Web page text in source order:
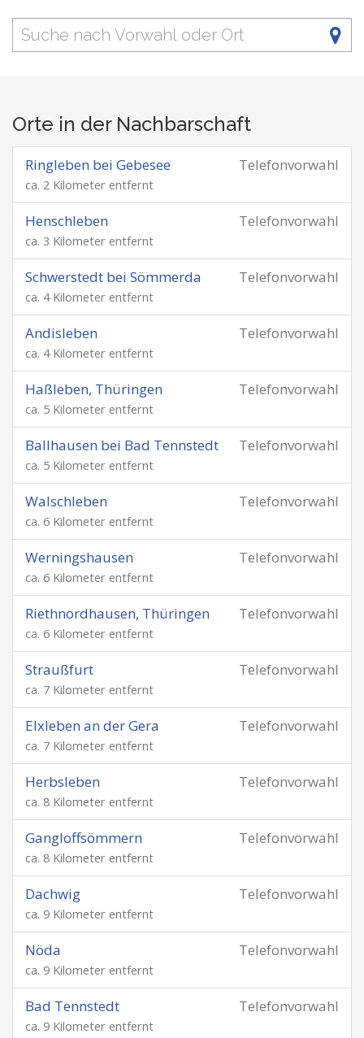
Orte in der Nachbarschaft
Telefonvorwahl
Ringleben bei Gebesee
ca. 2 Kilometer entfernt
Telefonvorwahl
Henschleben
ca. 3 Kilometer entfernt
Telefonvorwahl
Schwerstedt bei Sömmerda
ca. 4 Kilometer entfernt
Telefonvorwahl
Andisleben
ca. 4 Kilometer entfernt
Telefonvorwahl
Haßleben, Thüringen
ca. 5 Kilometer entfernt
Telefonvorwahl
Ballhausen bei Bad Tennstedt
ca. 5 Kilometer entfernt
Telefonvorwahl
Walschleben
ca. 6 Kilometer entfernt
Telefonvorwahl
Werningshausen
ca. 6 Kilometer entfernt
Telefonvorwahl
Riethnordhausen, Thüringen
ca. 6 Kilometer entfernt
Telefonvorwahl
Straußfurt
ca. 7 Kilometer entfernt
Telefonvorwahl
Elxleben an der Gera
ca. 7 Kilometer entfernt
Telefonvorwahl
Herbsleben
ca. 8 Kilometer entfernt
Telefonvorwahl
Gangloffsömmern
ca. 8 Kilometer entfernt
Telefonvorwahl
Dachwig
ca. 9 Kilometer entfernt
Telefonvorwahl
Nöda
ca. 9 Kilometer entfernt
Telefonvorwahl
Bad Tennstedt
ca. 9 Kilometer entfernt